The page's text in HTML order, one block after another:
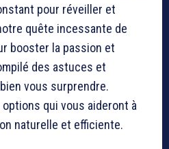
pour réveiller et
quête incessante de
booster la passion et
des astuces et
vous surprendre.
qui vous aideront à
naturelle et efficiente.